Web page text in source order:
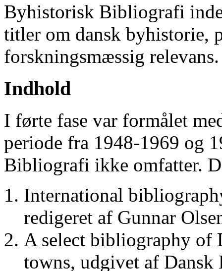
Byhistorisk Bibliografi
titler om dansk byhistorie,
forskningsmæssig relevans.
Indhold
I førte fase var formålet
periode fra 1948-1969 og
Bibliografi ikke omfatter.
International
redigeret af Gunnar
A select bibliography of
towns, udgivet af